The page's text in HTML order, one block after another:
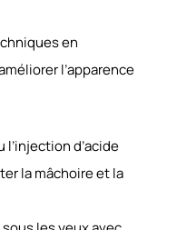
en
l’apparence
d’acide
la mâchoire et la